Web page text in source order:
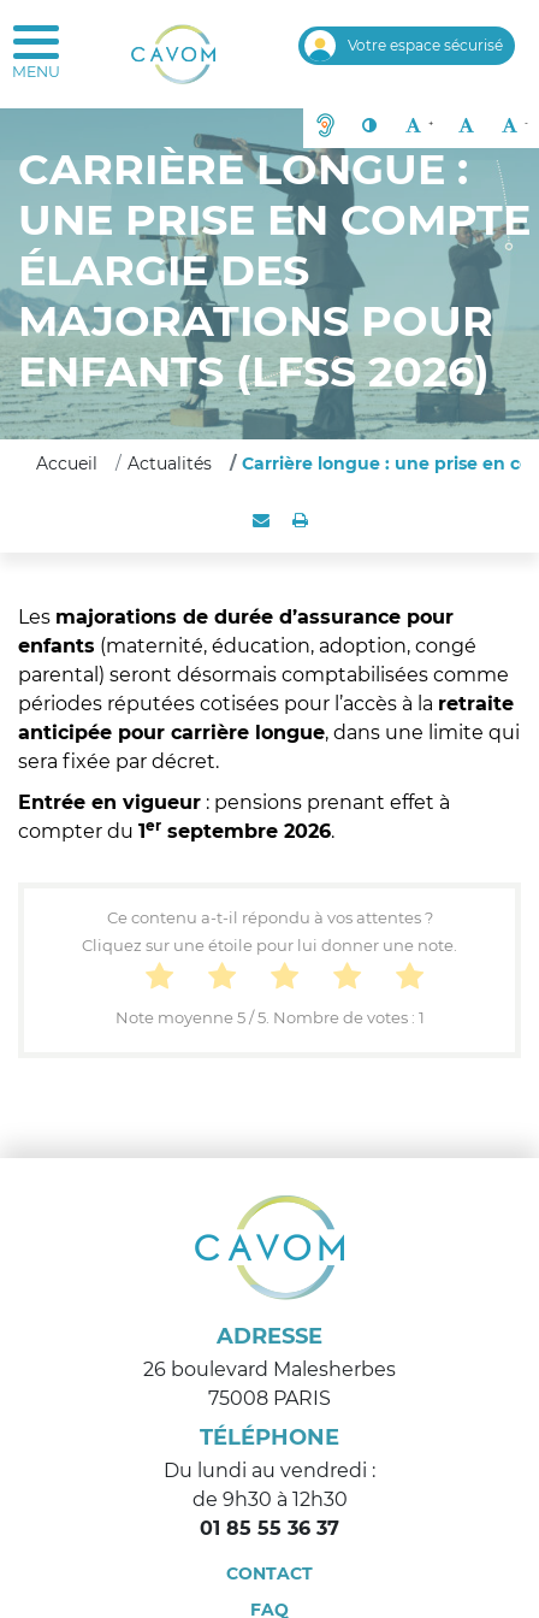
Outils d'accessibilité
Solution ACCEO - Sourds et
Contraste+ Agrandir le texte-
Votre espace sécurisé
CARRIÈRE LONGUE :
UNE PRISE EN COMPTE
ÉLARGIE DES
MAJORATIONS POUR
ENFANTS (LFSS 2026)
Accueil Actualités Carrière longue : une prise en
Partager
Envoyer par e-mail
Les majorations de durée d’assurance pour
enfants (maternité, éducation, adoption, congé
parental) seront désormais comptabilisées comme
périodes réputées cotisées pour l’accès à la retraite
anticipée pour carrière longue, dans une limite qui
sera fixée par décret.
Entrée en vigueur : pensions prenant effet à
compter du 1er septembre 2026.
Ce contenu a-t-il répondu à vos attentes ?
Cliquez sur une étoile pour lui donner une note.
Note moyenne5/ 5. Nombre de votes : 1
ADRESSE
26 boulevard Malesherbes
75008 PARIS
TÉLÉPHONE
Du lundi au vendredi :
de 9h30 à 12h30
01 85 55 36 37
CONTACT
FAQ